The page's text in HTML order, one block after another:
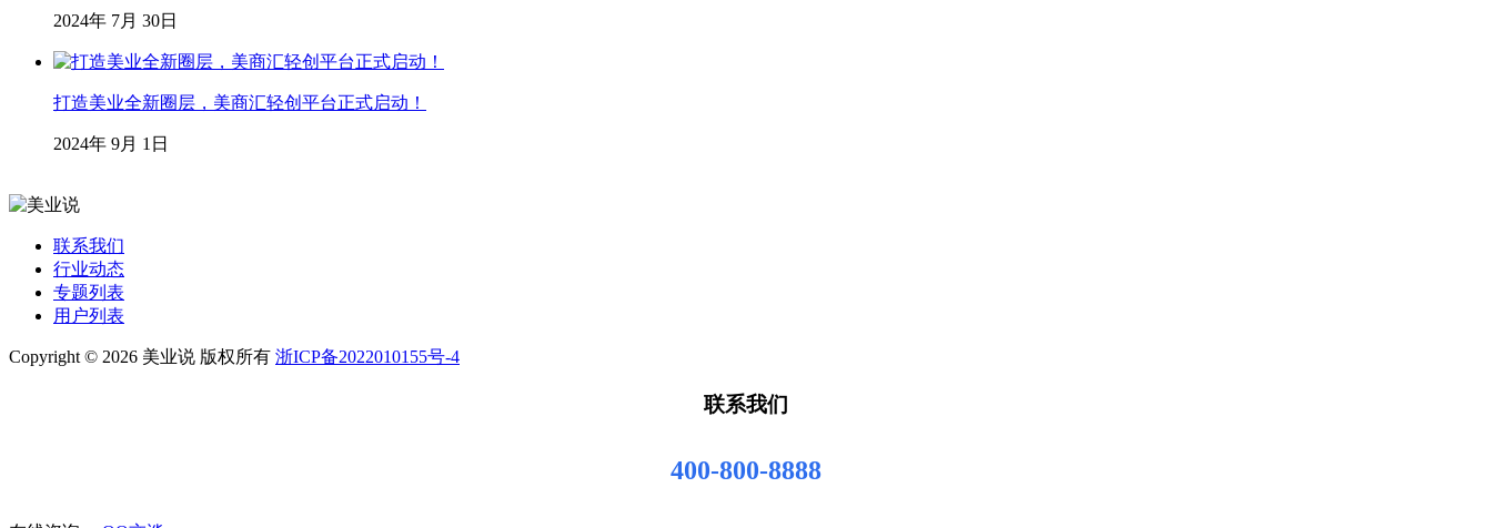
2024年 7月 30日
打造美业全新圈层，美商汇轻创平台正式启动！
2024年 9月 1日
联系我们
行业动态
专题列表
用户列表
Copyright © 2026 美业说 版权所有 浙ICP备2022010155号-4
联系我们
400-800-8888